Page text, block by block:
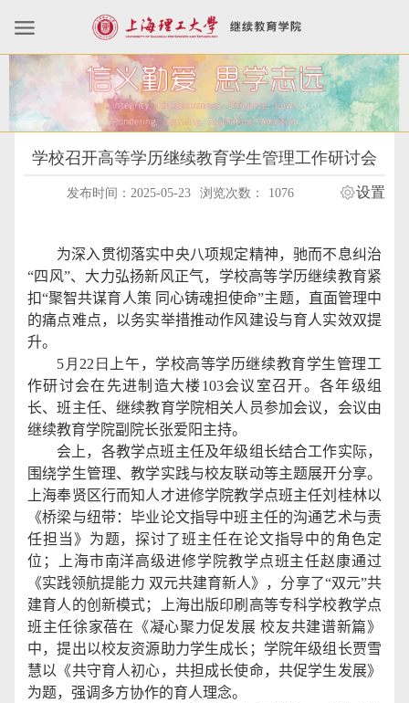
学校召开高等学历继续教育学生管理工作研讨会
发布时间：2025-05-23 浏览次数： 1076 设置
为深入贯彻落实中央八项规定精神，驰而不息纠治
“四风”、大力弘扬新风正气，学校高等学历继续教育紧
扣“聚智共谋育人策 同心铸魂担使命”主题，直面管理中
的痛点难点，以务实举措推动作风建设与育人实效双提
升。
5 月 22 日
上午，学校高等学历继续教育学生管理工
作研讨会在先进制造大楼 103会议室召开。各年级组
长、班主任、继续教育学院相关人员参加会议，会议由
继续教育学院副院长张爱阳主持。
会上，各教学点班主任及年级组长结合工作实际，
围绕学生管理、教学实践与校友联动等主题展开分享。
上海奉贤区行而知人才进修学院教学点班主任刘桂林以
《桥梁与纽带：毕业论文指导中班主任的沟通艺术与责
任担当》为题，探讨了班主任在论文指导中的角色定
位；上海市南洋高级进修学院教学点班主任赵康通过
《实践领航提能力 双元共建育新人》，分享了“双元”共
建育人的创新模式；上海出版印刷高等专科学校教学点
班主任徐家蓓在《凝心聚力促发展 校友共建谱新篇》
中，提出以校友资源助力学生成长；学院年级组长贾雪
慧以《共守育人初心，共担成长使命，共促学生发展》
为题，强调多方协作的育人理念。